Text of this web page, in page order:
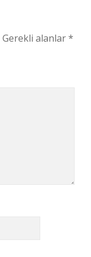
Gerekli alanlar*